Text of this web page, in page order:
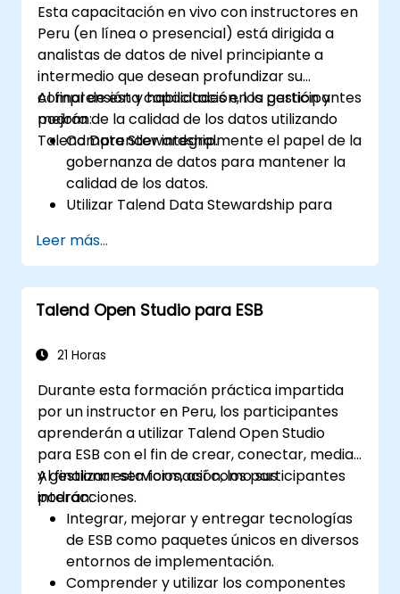
Hadoop.
Desarrollar prototipos de canales de
datos (data pipelines).
Automatizar proyectos de integración de
Big Data.
Esta capacitación en vivo con instructores en
Peru (en línea o presencial) está dirigida a
analistas de datos de nivel principiante a
intermedio que desean profundizar su
comprensión y habilidades en la gestión y
mejora de la calidad de los datos utilizando
Talend Data Stewardship.
Al final de esta capacitación, los participantes
podrán:
Comprender integralmente el papel de la
gobernanza de datos para mantener la
calidad de los datos.
Utilizar Talend Data Stewardship para
Crear, asignar y gestionar tareas dentro
de Talend Data Stewardship, incluida la
personalización del flujo de trabajo.
Usar las capacidades de informes y
realizar un seguimiento de los esfuerzos
Leer más...
Talend Open Studio para ESB
21 Horas
Durante esta formación práctica impartida
por un instructor en Peru, los participantes
aprenderán a utilizar Talend Open Studio
para ESB con el fin de crear, conectar, mediar
y gestionar servicios, así como sus
interacciones.
Al finalizar esta formación, los participantes
podrán:
Integrar, mejorar y entregar tecnologías
de ESB como paquetes únicos en diversos
entornos de implementación.
Comprender y utilizar los componentes